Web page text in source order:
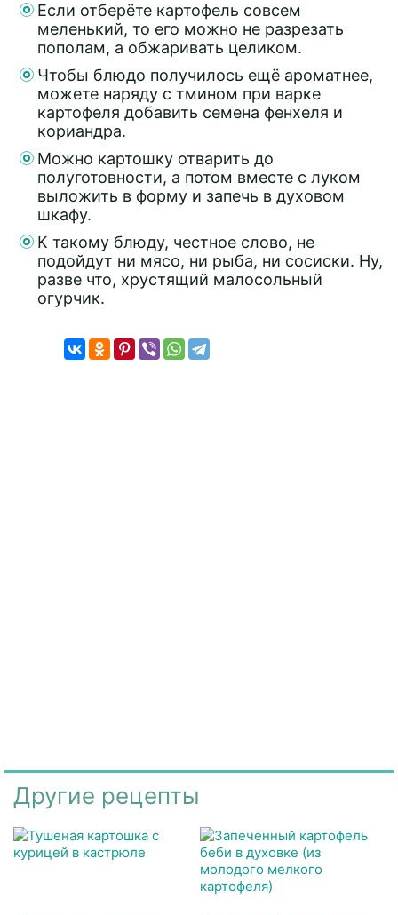
Если отберёте картофель совсем
меленький, то его можно не разрезать
пополам, а обжаривать целиком.
Чтобы блюдо получилось ещё ароматнее,
можете наряду с тмином при варке
картофеля добавить семена фенхеля и
кориандра.
Можно картошку отварить до
полуготовности, а потом вместе с луком
выложить в форму и запечь в духовом
шкафу.
К такому блюду, честное слово, не
подойдут ни мясо, ни рыба, ни сосиски. Ну,
разве что, хрустящий малосольный
огурчик.
Другие рецепты